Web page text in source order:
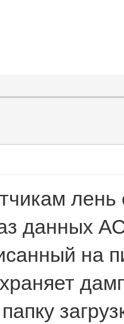
данных
на